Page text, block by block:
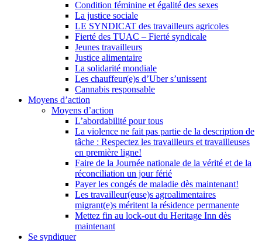
Condition féminine et égalité des sexes
La justice sociale
LE SYNDICAT des travailleurs agricoles
Fierté des TUAC – Fierté syndicale
Jeunes travailleurs
Justice alimentaire
La solidarité mondiale
Les chauffeur(e)s d’Uber s’unissent
Cannabis responsable
Moyens d’action
Moyens d’action
L’abordabilité pour tous
La violence ne fait pas partie de la description de
tâche : Respectez les travailleurs et travailleuses
en première ligne!
Faire de la Journée nationale de la vérité et de la
réconciliation un jour férié
Payer les congés de maladie dès maintenant!
Les travailleur(euse)s agroalimentaires
migrant(e)s méritent la résidence permanente
Mettez fin au lock-out du Heritage Inn dès
maintenant
Se syndiquer